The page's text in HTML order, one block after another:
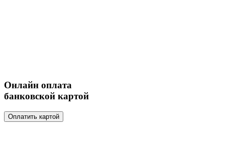
Онлайн оплата
банковской картой
Оплатить картой